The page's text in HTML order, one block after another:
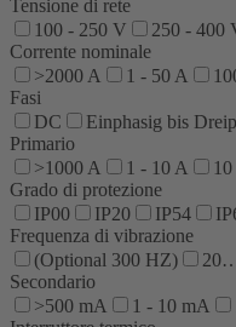
Tensione di rete
100 - 250 V
250 - 400
Corrente nominale
>2000 A
1 - 50 A
Fasi
DC
Einphasig bis
Primario
>1000 A
1 - 10 A
Grado di protezione
IP00
IP20 IP54
Frequenza di vibrazione
(Optional 300 HZ)
Secondario
>500 mA
1 - 10 mA